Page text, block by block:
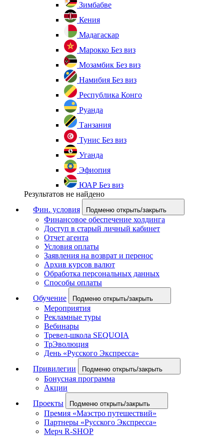
Зимбабве
Кения
Мадагаскар
Марокко Без виз
Мозамбик Без виз
Намибия Без виз
Республика Конго
Руанда
Танзания
Тунис Без виз
Уганда
Эфиопия
ЮАР Без виз
Результатов не найдено
Фин. условия
Подменю открыть/закрыть
Финансовое обеспечение холдинга
Доступ в старый личный кабинет
Отчет агента
Условия оплаты
Заявления на возврат и перенос
Архив курсов валют
Обработка персональных данных
Способы оплаты
Обучение
Подменю открыть/закрыть
Мероприятия
Рекламные туры
Вебинары
Тревел-школа SEQUOIA
ТрЭволюция
День «Русского Экспресса»
Привилегии
Подменю открыть/закрыть
Бонусная программа
Акции
Проекты
Подменю открыть/закрыть
Премия «Маэстро путешествий»
Партнеры «Русского Экспресса»
Мерч R-SHOP